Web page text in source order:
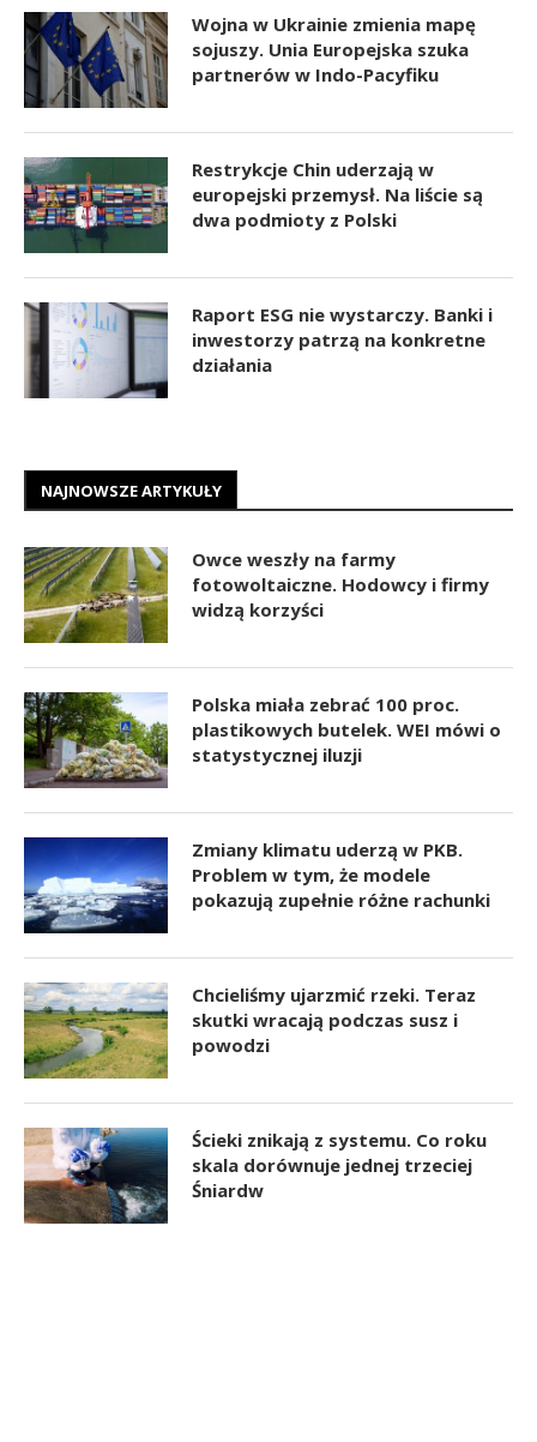
Wojna w Ukrainie zmienia mapę
sojuszy. Unia Europejska szuka
partnerów w Indo-Pacyfiku
Restrykcje Chin uderzają w
europejski przemysł. Na liście są
dwa podmioty z Polski
Raport ESG nie wystarczy. Banki i
inwestorzy patrzą na konkretne
działania
NAJNOWSZE ARTYKUŁY
Owce weszły na farmy
fotowoltaiczne. Hodowcy i firmy
widzą korzyści
Polska miała zebrać 100 proc.
plastikowych butelek. WEI mówi o
statystycznej iluzji
Zmiany klimatu uderzą w PKB.
Problem w tym, że modele
pokazują zupełnie różne rachunki
Chcieliśmy ujarzmić rzeki. Teraz
skutki wracają podczas susz i
powodzi
Ścieki znikają z systemu. Co roku
skala dorównuje jednej trzeciej
Śniardw